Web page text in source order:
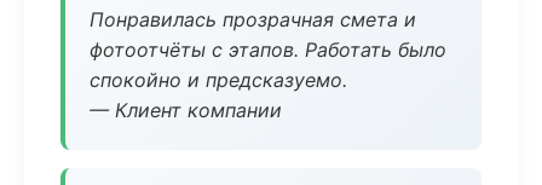
Понравилась прозрачная смета и
фотоотчёты с этапов. Работать было
спокойно и предсказуемо.
— Клиент компании